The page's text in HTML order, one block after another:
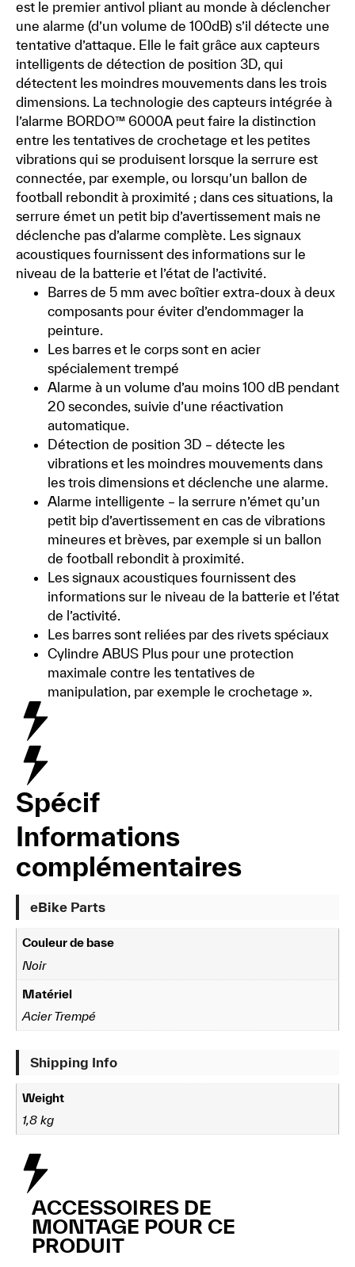
est le premier antivol pliant au monde à déclencher
une alarme (d’un volume de 100dB) s’il détecte une
tentative d’attaque. Elle le fait grâce aux capteurs
intelligents de détection de position 3D, qui
détectent les moindres mouvements dans les trois
dimensions. La technologie des capteurs intégrée à
l’alarme BORDO™ 6000A peut faire la distinction
entre les tentatives de crochetage et les petites
vibrations qui se produisent lorsque la serrure est
connectée, par exemple, ou lorsqu’un ballon de
football rebondit à proximité ; dans ces situations, la
serrure émet un petit bip d’avertissement mais ne
déclenche pas d’alarme complète. Les signaux
acoustiques fournissent des informations sur le
niveau de la batterie et l’état de l’activité.
Barres de 5 mm avec boîtier extra-doux à deux
composants pour éviter d’endommager la
peinture.
Les barres et le corps sont en acier
spécialement trempé
Alarme à un volume d’au moins 100 dB pendant
20 secondes, suivie d’une réactivation
automatique.
Détection de position 3D – détecte les
vibrations et les moindres mouvements dans
les trois dimensions et déclenche une alarme.
Alarme intelligente – la serrure n’émet qu’un
petit bip d’avertissement en cas de vibrations
mineures et brèves, par exemple si un ballon
de football rebondit à proximité.
Les signaux acoustiques fournissent des
informations sur le niveau de la batterie et l’état
de l’activité.
Les barres sont reliées par des rivets spéciaux
Cylindre ABUS Plus pour une protection
maximale contre les tentatives de
manipulation, par exemple le crochetage ».
Spécif
Informations
complémentaires
eBike Parts
Couleur de base
Noir
Matériel
Acier Trempé
Shipping Info
Weight
1,8 kg
ACCESSOIRES DE
MONTAGE POUR CE
PRODUIT